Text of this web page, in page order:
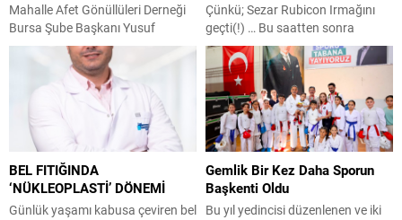
Mahalle Afet Gönüllüleri Derneği
Bursa Şube Başkanı Yusuf
Yumru, kentsel dönüşüm
konusunda hükümetin yarısı
bizden kampanyasının Gemlik için
de uygulanmasını istedi. Yazılı bir
basın açıklaması yapan MAG DER
Başkanı Yusuf Yumru, “Gemlik,
Marmara Bölgesi’nin en yüksek
deprem riski taşıyan ilçelerinden
biridir. Bu nedenle kentsel
dönüşüm, yalnızca şehirleşme
Çünkü; Sezar Rubicon Irmağını
geçti(!) … Bu saatten sonra
yazılan her şey saçmalık … Ve ben
hala saçmalıyorum … Aristotales
çok önemli filozoftu … Ve
felsefeye çok büyük katkılar da
bulundu . Bilim, mantık, siyaset,
etik ve metafizik gibi birçok
alanda önemli görüşler sundu …
Ben Aristotales uzmanı değilim ....
BEL FITIĞINDA
‘NÜKLEOPLASTİ’ DÖNEMİ
Günlük yaşamı kabusa çeviren bel
Gemlik Bir Kez Daha Sporun
Başkenti Oldu
Bu yıl yedincisi düzenlenen ve iki